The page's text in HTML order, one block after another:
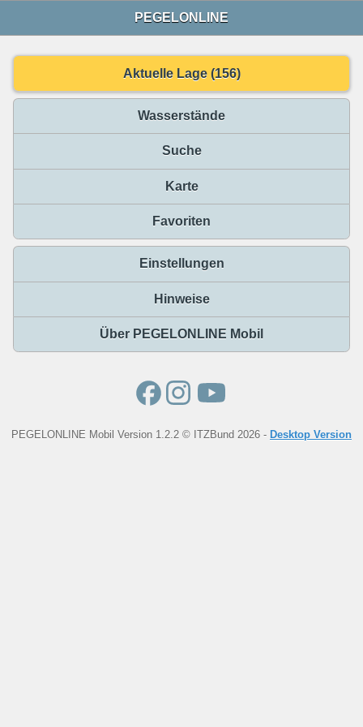
PEGELONLINE
Aktuelle Lage (156)
Wasserstände
Suche
Karte
Favoriten
Einstellungen
Hinweise
Über PEGELONLINE Mobil
PEGELONLINE Mobil Version 1.2.2 © ITZBund 2026 - Desktop Version